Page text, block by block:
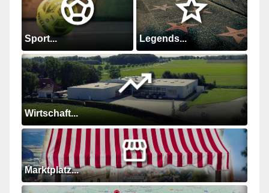
Sport... Legends...
Wirtschaft...
Marktplatz...